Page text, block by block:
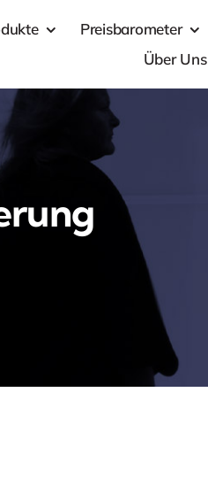
Preisbarometer
Über Uns